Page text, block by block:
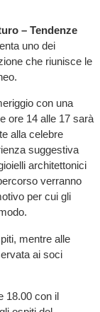
– Tendenze
uno dei
che riunisce le
con una
ore 14 alle 17 sarà
alla celebre
suggestiva
architettonici
verranno
per cui gli
mentre alle
ai soci
18.00 con il